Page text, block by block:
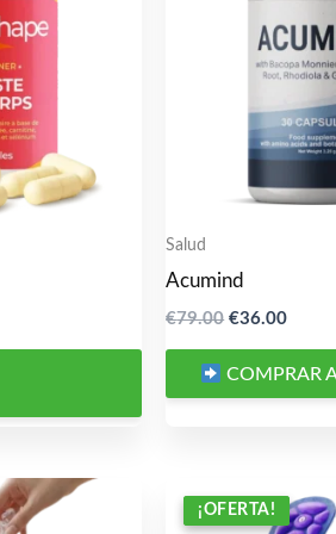
Salud
Acumind
€79.00 El
original
era:
€36.00El
actual
es:
COMPRAR
¡OFERTA!
¡OFERTA!